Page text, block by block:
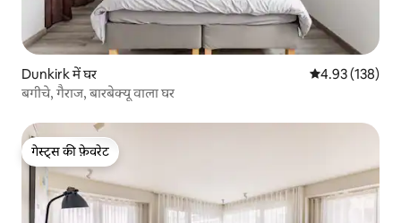
Dunkirk में घर औसत रेटिंग 5 में से
4.93 (138)
बगीचे, गैराज, बारबेक्यू वाला घर
गेस्ट्स की फ़ेवरेट
गेस्ट्स की फ़ेवरेट